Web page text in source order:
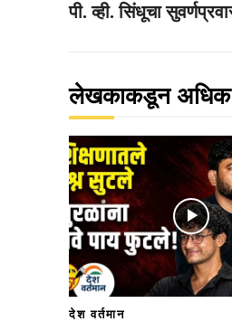
पी. व्ही. सिंधूचा
लेखकाकडून अधिक
देश वर्तमान